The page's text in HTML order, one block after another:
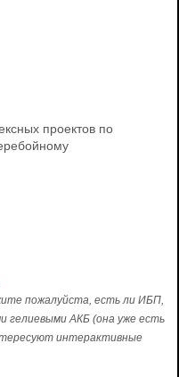
проектов по
пожалуйста, есть ли ИБП,
гелиевыми АКБ (она уже есть
интерактивные